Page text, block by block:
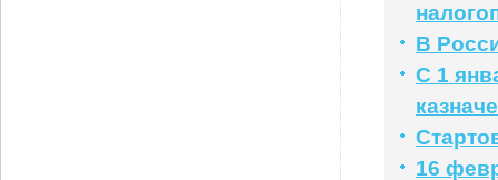
В
С 1
16